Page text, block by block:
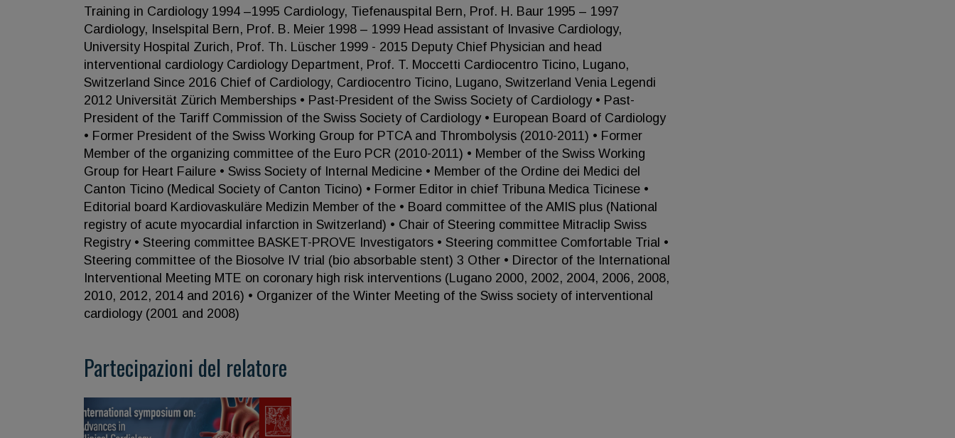
Training in Cardiology 1994 –1995 Cardiology, Tiefenauspital Bern, Prof. H. Baur 1995 – 1997
Cardiology, Inselspital Bern, Prof. B. Meier 1998 – 1999 Head assistant of Invasive Cardiology,
University Hospital Zurich, Prof. Th. Lüscher 1999 - 2015 Deputy Chief Physician and head
interventional cardiology Cardiology Department, Prof. T. Moccetti Cardiocentro Ticino, Lugano,
Switzerland Since 2016 Chief of Cardiology, Cardiocentro Ticino, Lugano, Switzerland Venia Legendi
2012 Universität Zürich Memberships • Past-President of the Swiss Society of Cardiology • Past-
President of the Tariff Commission of the Swiss Society of Cardiology • European Board of Cardiology
• Former President of the Swiss Working Group for PTCA and Thrombolysis (2010-2011) • Former
Member of the organizing committee of the Euro PCR (2010-2011) • Member of the Swiss Working
Group for Heart Failure • Swiss Society of Internal Medicine • Member of the Ordine dei Medici del
Canton Ticino (Medical Society of Canton Ticino) • Former Editor in chief Tribuna Medica Ticinese •
Editorial board Kardiovaskuläre Medizin Member of the • Board committee of the AMIS plus (National
registry of acute myocardial infarction in Switzerland) • Chair of Steering committee Mitraclip Swiss
Registry • Steering committee BASKET-PROVE Investigators • Steering committee Comfortable Trial •
Steering committee of the Biosolve IV trial (bio absorbable stent) 3 Other • Director of the International
Interventional Meeting MTE on coronary high risk interventions (Lugano 2000, 2002, 2004, 2006, 2008,
2010, 2012, 2014 and 2016) • Organizer of the Winter Meeting of the Swiss society of interventional
cardiology (2001 and 2008)
Partecipazioni del relatore